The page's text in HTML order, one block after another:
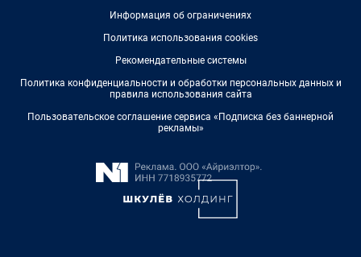
Информация об ограничениях
Политика использования cookies
Рекомендательные системы
Политика конфиденциальности и обработки персональных данных и
правила использования сайта
Пользовательское соглашение сервиса «Подписка без баннерной
рекламы»